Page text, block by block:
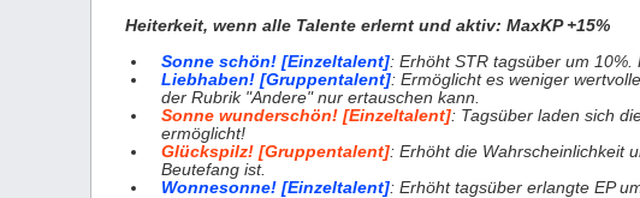
Heiterkeit, wenn alle Talente erlernt und aktiv: MaxKP +15%
Sonne schön! [Einzeltalent]: Erhöht STR tagsüber um
Liebhaben! [Gruppentalent]: Ermöglicht es weniger
der Rubrik "Andere" nur ertauschen kann.
Sonne wunderschön! [Einzeltalent]: Tagsüber laden sich
ermöglicht!
Glückspilz! [Gruppentalent]: Erhöht die Wahrscheinlichkeit
Beutefang ist.
Wonnesonne! [Einzeltalent]: Erhöht tagsüber erlangte EP